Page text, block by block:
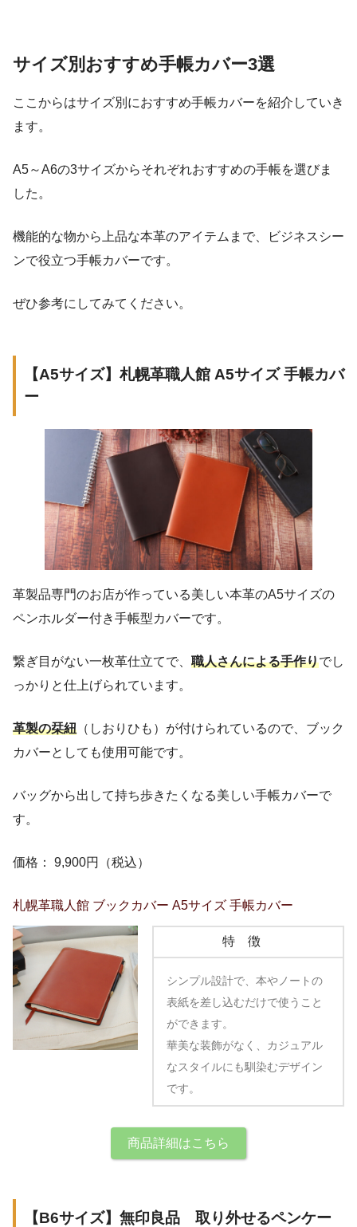
サイズ別おすすめ手帳カバー3選
ここからはサイズ別におすすめ手帳カバーを紹介していき
ます。
A5～A6の3サイズからそれぞれおすすめの手帳を選びま
した。
機能的な物から上品な本革のアイテムまで、ビジネスシー
ンで役立つ手帳カバーです。
ぜひ参考にしてみてください。
【A5サイズ】札幌革職人館 A5サイズ 手帳カバ
ー
革製品専門のお店が作っている美しい本革のA5サイズの
ペンホルダー付き手帳型カバーです。
繋ぎ目がない一枚革仕立てで、 職人さんによる手作りでし
っかりと仕上げられています。
革製の栞紐 （しおりひも）が付けられているので、ブック
カバーとしても使用可能です。
バッグから出して持ち歩きたくなる美しい手帳カバーで
す。
価格： 9,900円（税込）
札幌革職人館 ブックカバー A5サイズ 手帳カバー
特徴
シンプル設計で、本やノートの
表紙を差し込むだけで使うこと
ができます。
華美な装飾がなく、カジュアル
なスタイルにも馴染むデザイン
です。
商品詳細はこちら
【B6サイズ】無印良品 取り外せるペンケー